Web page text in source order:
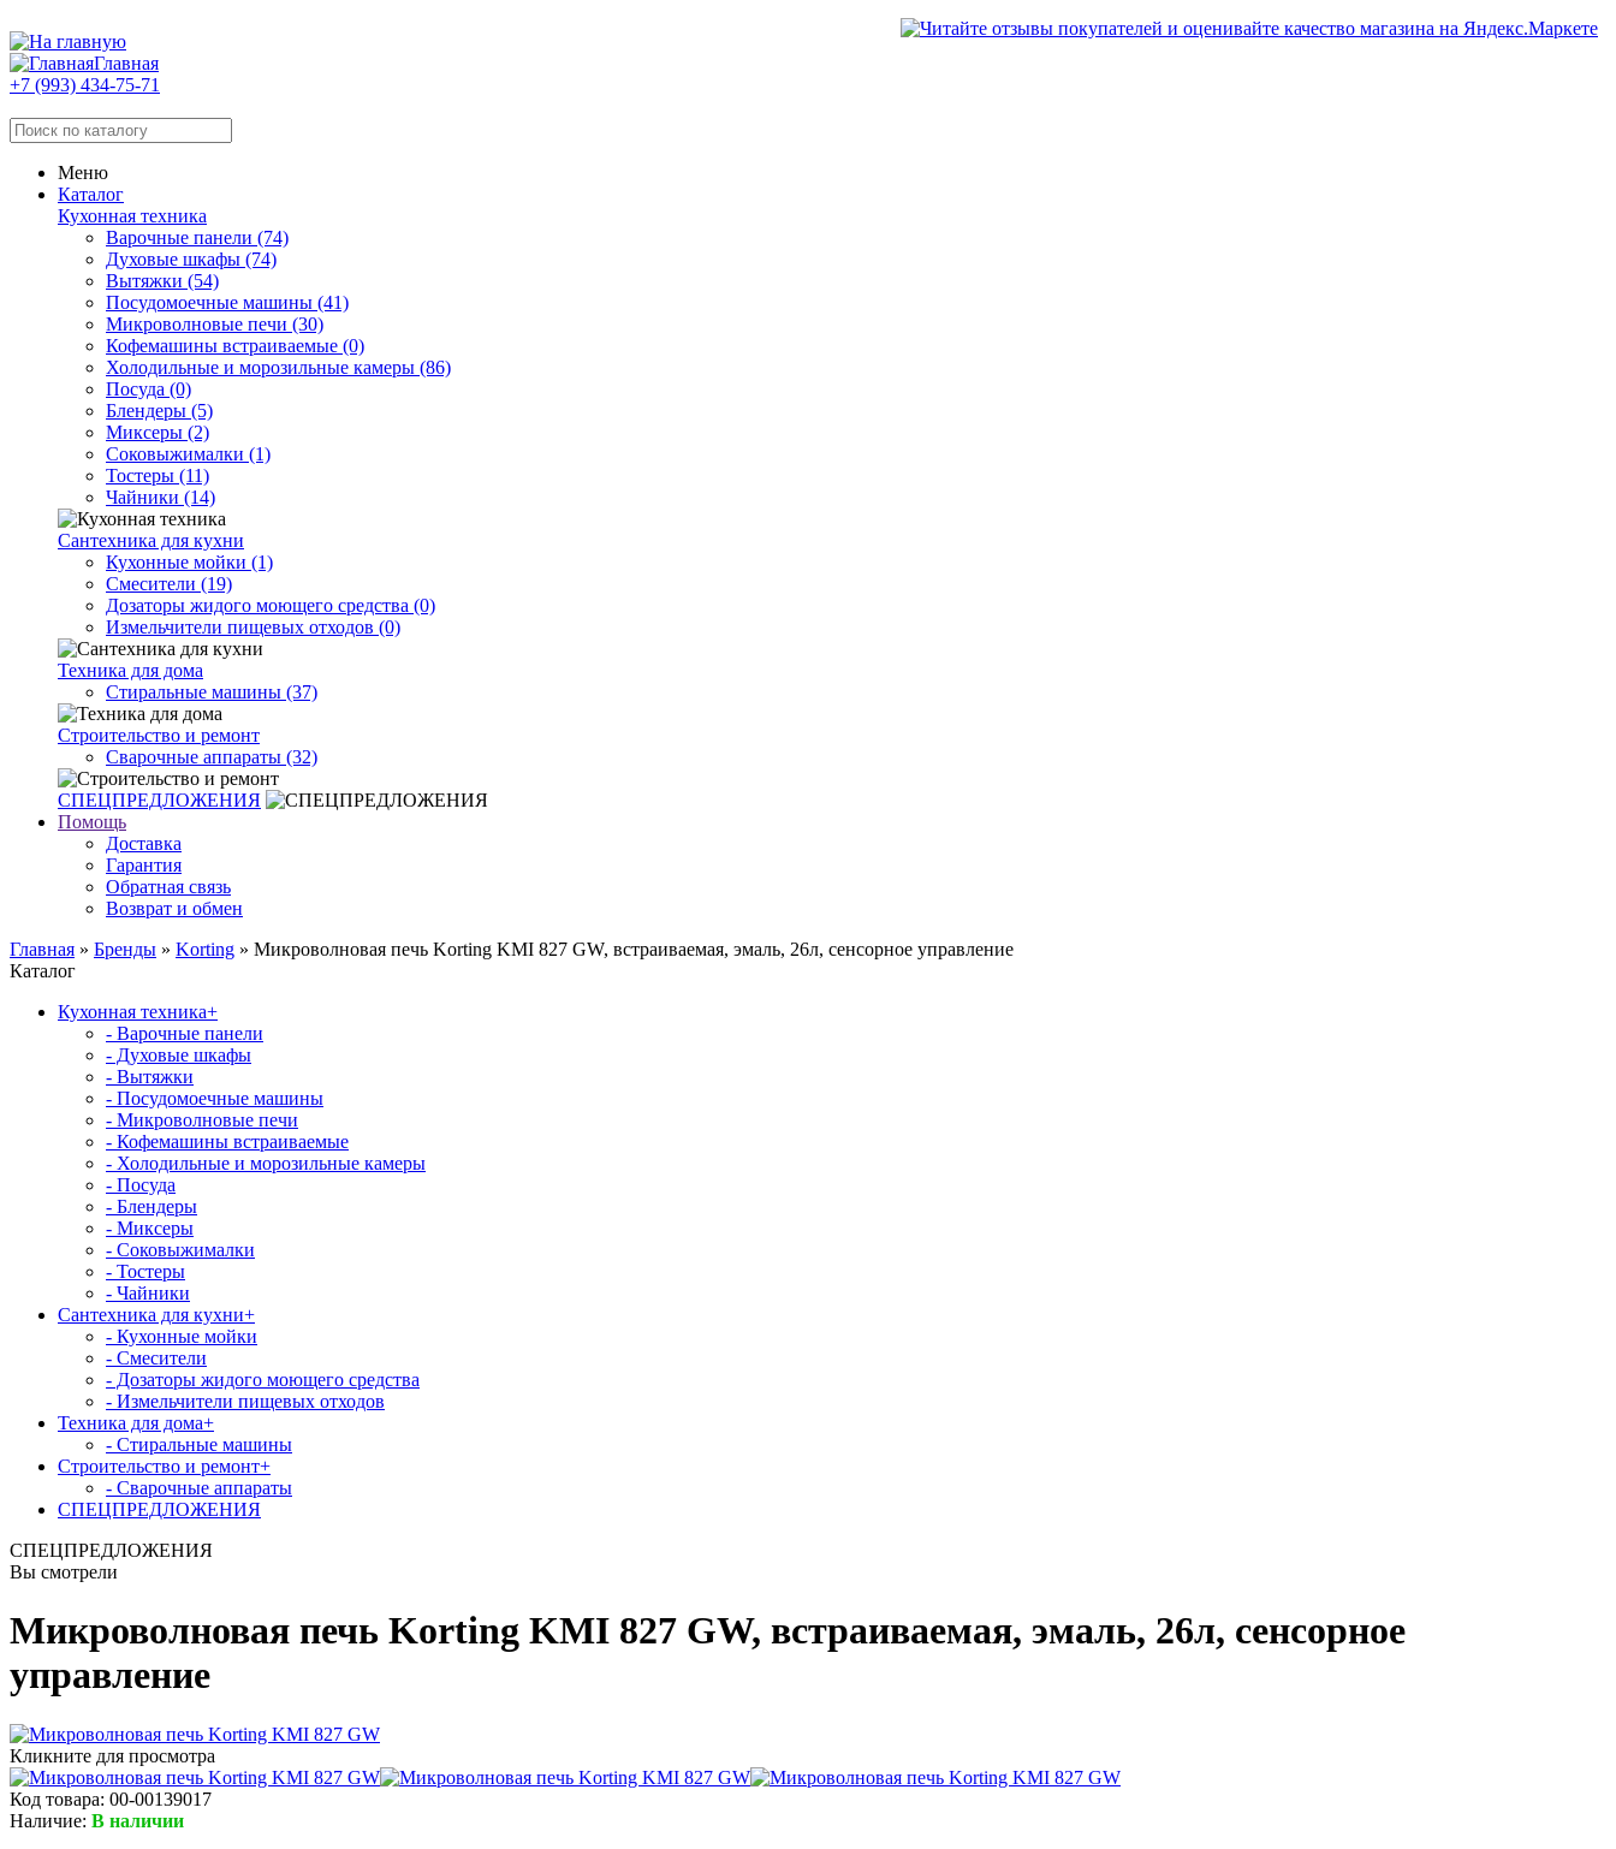
Главная
+7 (993) 434-75-71
Меню
Каталог
Кухонная техника
Варочные панели (74)
Духовые шкафы (74)
Вытяжки (54)
Посудомоечные машины (41)
Микроволновые печи (30)
Кофемашины встраиваемые (0)
Холодильные и морозильные камеры (86)
Посуда (0)
Блендеры (5)
Миксеры (2)
Соковыжималки (1)
Тостеры (11)
Чайники (14)
Сантехника для кухни
Кухонные мойки (1)
Смесители (19)
Дозаторы жидого моющего средства (0)
Измельчители пищевых отходов (0)
Техника для дома
Стиральные машины (37)
Строительство и ремонт
Сварочные аппараты (32)
СПЕЦПРЕДЛОЖЕНИЯ
Помощь
Доставка
Гарантия
Обратная связь
Возврат и обмен
Главная » Бренды » Korting » Микроволновая печь Korting KMI 827 GW, встраиваемая, эмаль, 26л, сенсорное управление
Каталог
Кухонная техника+
- Варочные панели
- Духовые шкафы
- Вытяжки
- Посудомоечные машины
- Микроволновые печи
- Кофемашины встраиваемые
- Холодильные и морозильные камеры
- Посуда
- Блендеры
- Миксеры
- Соковыжималки
- Тостеры
- Чайники
Сантехника для кухни+
- Кухонные мойки
- Смесители
- Дозаторы жидого моющего средства
- Измельчители пищевых отходов
Техника для дома+
- Стиральные машины
Строительство и ремонт+
- Сварочные аппараты
СПЕЦПРЕДЛОЖЕНИЯ
СПЕЦПРЕДЛОЖЕНИЯ
Вы смотрели
Микроволновая печь Korting KMI 827 GW, встраиваемая, эмаль, 26л, сенсорное
управление
Кликните для просмотра
Код товара: 00-00139017
Наличие: В наличии